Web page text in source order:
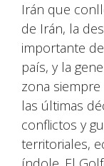
Irán que
de Irán, la
importante
país, y la
zona
las últimas
conflictos y
territoriales,